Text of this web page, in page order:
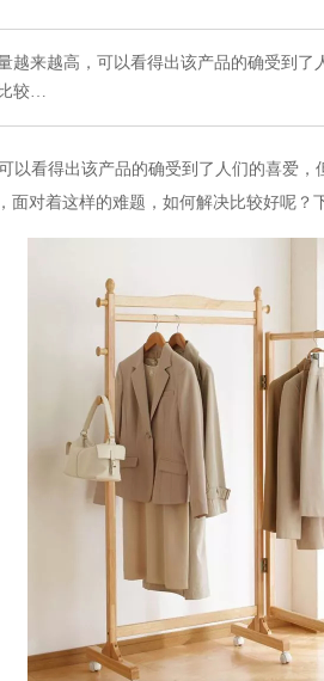
越来越高，可以看得出该产品的确受到
较…
以看得出该产品的确受到了人们的喜爱
面对着这样的难题，如何解决比较好呢？